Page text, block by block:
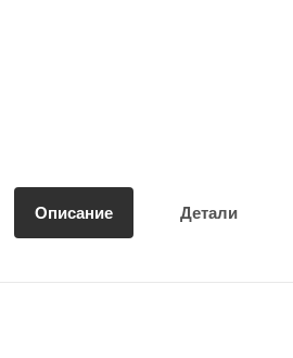
Описание Детали